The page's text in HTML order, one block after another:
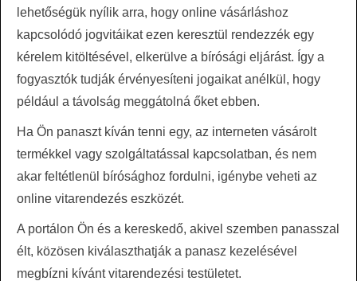
lehetőségük nyílik arra, hogy online vásárláshoz
kapcsolódó jogvitáikat ezen keresztül rendezzék egy
kérelem kitöltésével, elkerülve a bírósági eljárást. Így a
fogyasztók tudják érvényesíteni jogaikat anélkül, hogy
például a távolság meggátolná őket ebben.
Ha Ön panaszt kíván tenni egy, az interneten vásárolt
termékkel vagy szolgáltatással kapcsolatban, és nem
akar feltétlenül bírósághoz fordulni, igénybe veheti az
online vitarendezés eszközét.
A portálon Ön és a kereskedő, akivel szemben panasszal
élt, közösen kiválaszthatják a panasz kezelésével
megbízni kívánt vitarendezési testületet.